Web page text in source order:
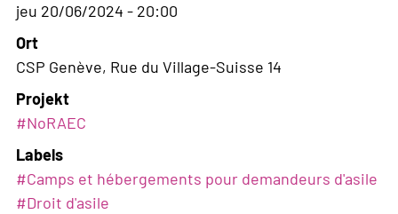
jeu 20/06/2024 - 20:00
Ort
CSP Genève, Rue du Village-Suisse 14
Projekt
#NoRAEC
Labels
#Camps et hébergements pour demandeurs d'asile
#Droit d'asile